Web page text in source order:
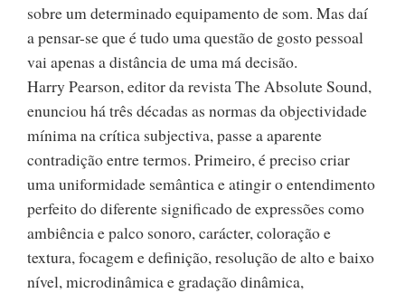
sobre um determinado equipamento de som. Mas daí
a pensar-se que é tudo uma questão de gosto pessoal
vai apenas a distância de uma má decisão.
Harry Pearson, editor da revista The Absolute Sound,
enunciou há três décadas as normas da objectividade
mínima na crítica subjectiva, passe a aparente
contradição entre termos. Primeiro, é preciso criar
uma uniformidade semântica e atingir o entendimento
perfeito do diferente significado de expressões como
ambiência e palco sonoro, carácter, coloração e
textura, focagem e definição, resolução de alto e baixo
nível, microdinâmica e gradação dinâmica,